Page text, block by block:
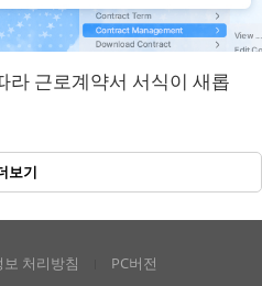
근로계약서 서식이 새롭
보기
보 처리방침 PC버전